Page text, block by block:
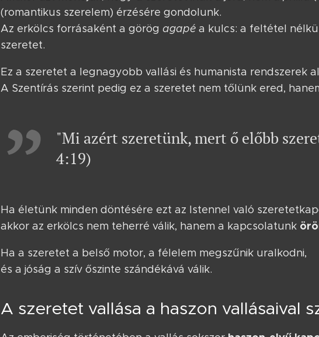
(romantikus szerelem) érzésére gondolunk.
Az erkölcs forrásaként a görög agapé a kulcs: a feltétel
szeretet.
Ez a szeretet a legnagyobb vallási és humanista rendszerek
A Szentírás szerint pedig ez a szeretet nem tőlünk ered,
"Mi azért szeretünk, mert ő előbb
4:19)
Ha életünk minden döntésére ezt az Istennel való
akkor az erkölcs nem teherré válik, hanem a kapcsolatunk
Ha a szeretet a belső motor, a félelem megszűnik uralkodni,
és a jóság a szív őszinte szándékává válik.
A szeretet vallása a haszon vallásaival